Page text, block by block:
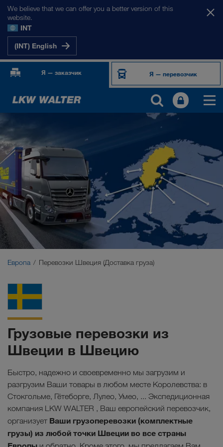
We believe that we can offer you a better version of this
website.
INT
(INT) English
Я — заказчик Я — перевозчик
НАШИ РЫНКИ
Европа
Центральная Азия
Россия
Ближний Восток
Европа Перевозки Швеция (Доставка груза)
Грузовые перевозки из
Швеции в Швецию
Быстро, надежно и своевременно мы загрузим и
разгрузим Ваши товары в любом месте Королевства: в
Стокгольме, Гётеборге, Лулео, Умео, ... Экспедиционная
компания LKW WALTER , Ваш европейский перевозчик,
организует Ваши грузоперевозки (комплектные
грузы) из любой точки Швеции во все страны